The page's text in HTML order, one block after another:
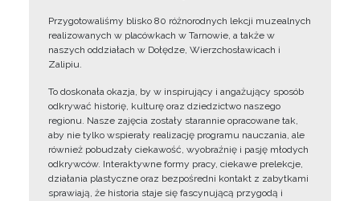
Przygotowaliśmy blisko 80 różnorodnych lekcji muzealnych
realizowanych w placówkach w Tarnowie, a także w
naszych oddziałach w Dołędze, Wierzchosławicach i
Zalipiu.
To doskonała okazja, by w inspirujący i angażujący sposób
odkrywać historię, kulturę oraz dziedzictwo naszego
regionu. Nasze zajęcia zostały starannie opracowane tak,
aby nie tylko wspierały realizację programu nauczania, ale
również pobudzały ciekawość, wyobraźnię i pasję młodych
odkrywców. Interaktywne formy pracy, ciekawe prelekcje,
działania plastyczne oraz bezpośredni kontakt z zabytkami
sprawiają, że historia staje się fascynującą przygodą i